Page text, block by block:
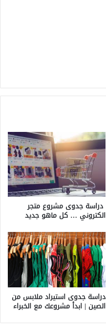
دراسة جدوى مشروع متجر
الكتروني … كل ماهو جديد
دراسة جدوى استيراد ملابس من
الصين | ابدأ مشروعك مع الخبراء